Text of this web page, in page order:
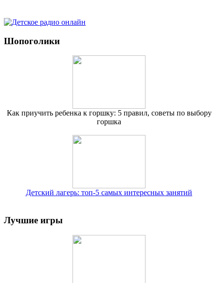
Шопоголики
Как приучить ребенка к горшку: 5 правил, советы по выбору
горшка
Детский лагерь: топ-5 самых интересных занятий
Лучшие игры